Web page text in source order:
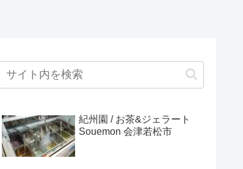
紀州園 / お茶&ジェラート
Souemon 会津若松市